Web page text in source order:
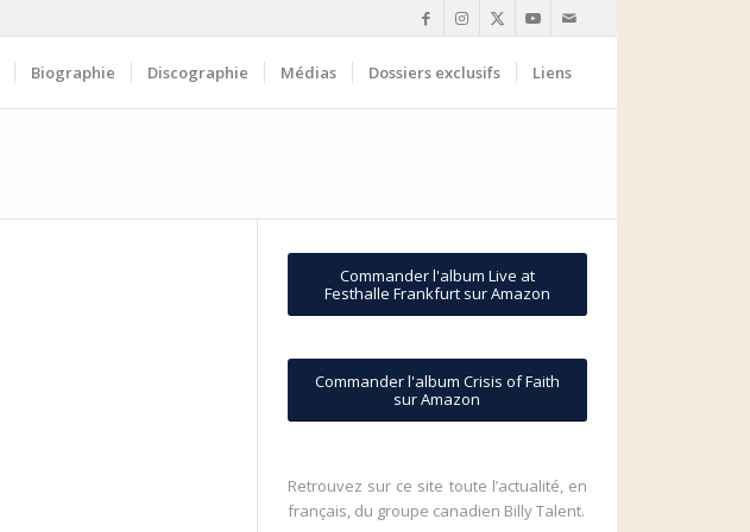
Biographie Discographie Médias Dossiers exclusifs Liens
Commander l'album Live at
Festhalle Frankfurt sur Amazon
Commander l'album Crisis of Faith
sur Amazon
Retrouvez sur ce site toute l’actualité, en
français, du groupe canadien Billy Talent.